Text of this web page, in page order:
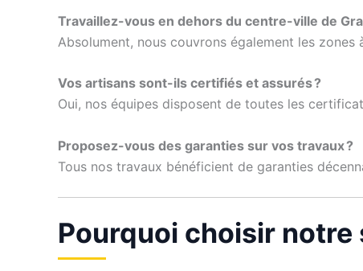
Travaillez-vous en dehors du centre-ville de
Absolument, nous couvrons également les
Vos artisans sont-ils certifiés et assurés ?
Oui, nos équipes disposent de toutes les
Proposez-vous des garanties sur vos travaux ?
Tous nos travaux bénéficient de garanties
Pourquoi choisir notre